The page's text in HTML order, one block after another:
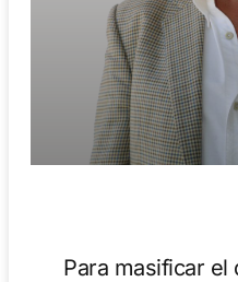
Para masificar el